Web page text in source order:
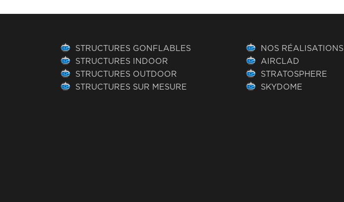
STRUCTURES GONFLABLES
STRUCTURES INDOOR
STRUCTURES OUTDOOR
STRUCTURES SUR MESURE
NOS RÉALISATIONS
AIRCLAD
STRATOSPHERE
SKYDOME